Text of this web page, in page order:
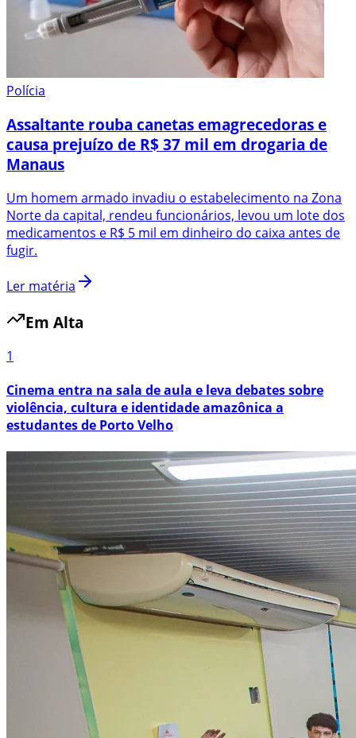
Polícia
Assaltante rouba canetas emagrecedoras e
causa prejuízo de R$ 37 mil em drogaria de
Manaus
Um homem armado invadiu o estabelecimento na Zona
Norte da capital, rendeu funcionários, levou um lote dos
medicamentos e R$ 5 mil em dinheiro do caixa antes de
fugir.
Ler matéria
Em Alta
1
Cinema entra na sala de aula e leva debates sobre
violência, cultura e identidade amazônica a
estudantes de Porto Velho